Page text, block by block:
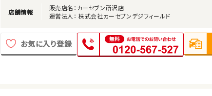
店舗情報
販売店名：カーセブン所沢店
運営法人： 株式会社カーセブンデジフィールド
お気に入り登録